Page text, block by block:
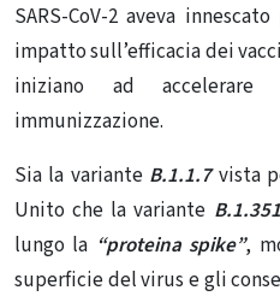
SARS-CoV-2 aveva
impatto sull’efficacia dei
iniziano ad
immunizzazione.
Sia la varianteB.1.1.7 vista
Unito che la variante B.1.351
lungo la “proteina spike”,
superficie del virus e gli